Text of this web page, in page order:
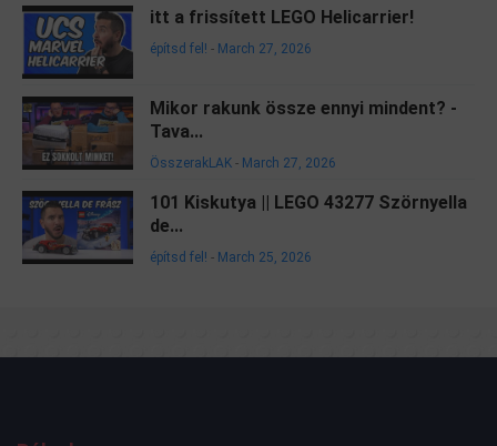
itt a frissített LEGO Helicarrier!
építsd fel! - March 27, 2026
Mikor rakunk össze ennyi mindent? -
Tava...
ÖsszerakLAK - March 27, 2026
101 Kiskutya || LEGO 43277 Szörnyella
de...
építsd fel! - March 25, 2026